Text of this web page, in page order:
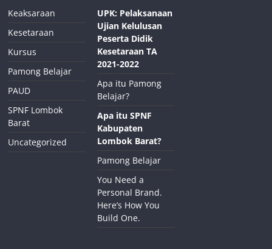
Keaksaraan
Kesetaraan
Kursus
Pamong Belajar
PAUD
SPNF Lombok
Barat
Uncategorized
UPK: Pelaksanaan
Ujian Kelulusan
Peserta Didik
Kesetaraan TA
2021-2022
Apa itu Pamong
Belajar?
Apa itu SPNF
Kabupaten
Lombok Barat?
Pamong Belajar
You Need a
Personal Brand.
Here’s How You
Build One.